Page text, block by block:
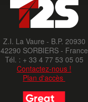
Z.I. La Vaure - B.P. 20930
42290 SORBIERS - France
Tél. : + 33 4 77 53 05 05
Contactez-nous !
Plan d'accès